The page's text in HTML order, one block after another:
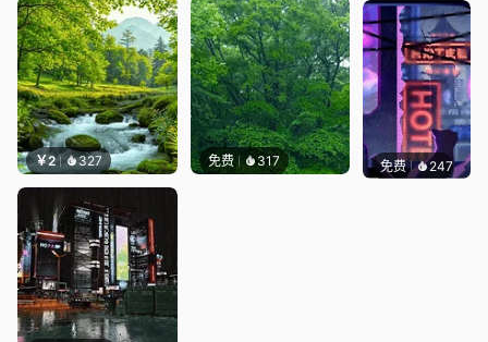
￥2 327 免费 317 免费 247鲨鲨啊